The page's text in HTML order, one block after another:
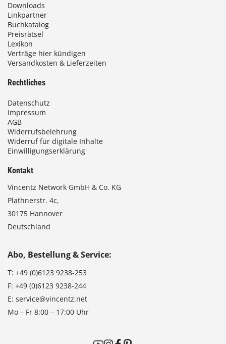
Downloads
Linkpartner
Buchkatalog
Preisrätsel
Lexikon
Verträge hier kündigen
Versandkosten & Lieferzeiten
Rechtliches
Datenschutz
Impressum
AGB
Widerrufsbelehrung
Widerruf für digitale Inhalte
Einwilligungserklärung
Kontakt
Vincentz Network GmbH & Co. KG
Plathnerstr. 4c,
30175 Hannover
Deutschland
Abo, Bestellung & Service:
T: +49 (0)6123 9238-253
F: +49 (0)6123 9238-244
E: service@vincentz.net
Mo – Fr 8:00 – 17:00 Uhr